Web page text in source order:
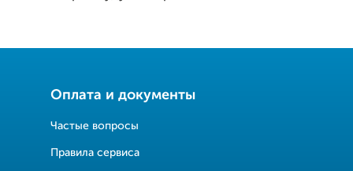
Оплата и документы
Частые вопросы
Правила сервиса